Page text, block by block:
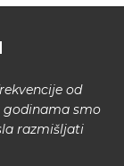
od
godinama smo
razmišljati